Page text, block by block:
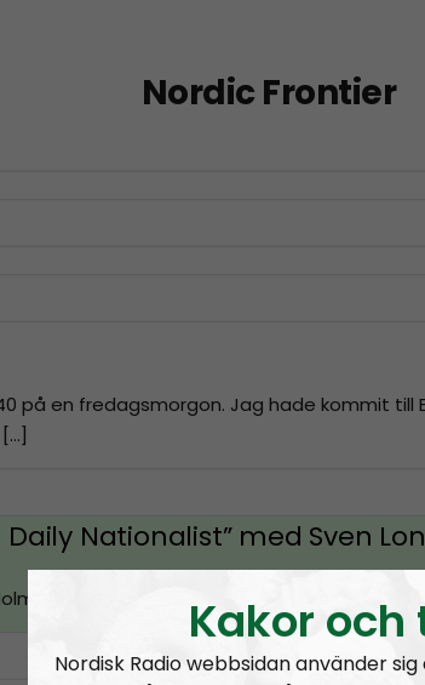
Nordic Frontier
på en fredagsmorgon. Jag hade kommit
Nationalist” med Sven
pratar med Sven Longshanks om det
Kakor
Nordisk Radio webbsidan använder